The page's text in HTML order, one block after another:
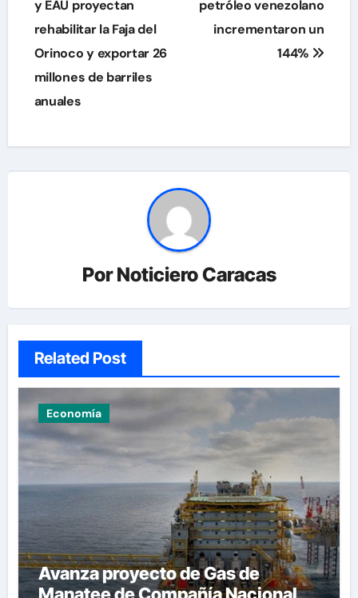
entradas
y EAU proyectan
rehabilitar la Faja del
Orinoco y exportar 26
millones de barriles
anuales
petróleo venezolano
incrementaron un
144%
PorNoticiero Caracas
Related Post
Economía
Avanza proyecto de Gas de
Manatee de Compañía Nacional